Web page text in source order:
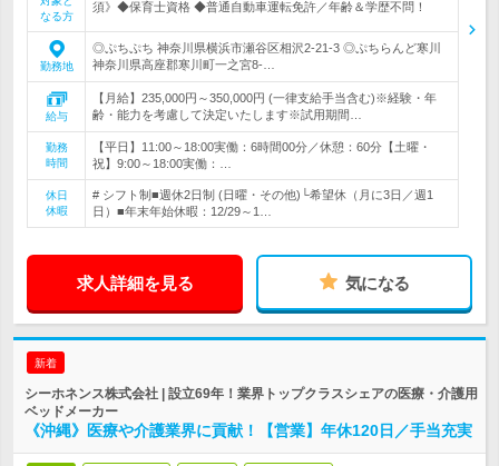
なる方
須》◆保育士資格 ◆普通自動車運転免許／年齢＆学歴不問！
勤務地
◎ぷちぷち 神奈川県横浜市瀬谷区相沢2-21-3 ◎ぷちらんど寒川
神奈川県高座郡寒川町一之宮8-…
給与
【月給】235,000円～350,000円 (一律支給手当含む)※経験・年
齢・能力を考慮して決定いたします※試用期間…
勤務
時間
【平日】11:00～18:00実働：6時間00分／休憩：60分【土曜・
祝】9:00～18:00実働：…
休日
休暇
# シフト制■週休2日制 (日曜・その他)└希望休（月に3日／週1
日）■年末年始休暇：12/29～1…
求人詳細を見る 気になる
新着
シーホネンス株式会社 | 設立69年！業界トップクラスシェアの医療・介護用
ベッドメーカー
《沖縄》医療や介護業界に貢献！【営業】年休120日／手当充実